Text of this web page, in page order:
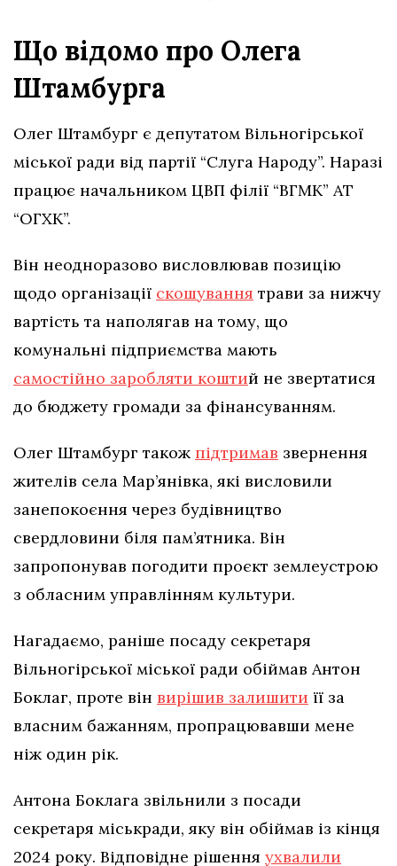
Що відомо про Олега
Штамбурга
Олег Штамбург є депутатом Вільногірської
міської ради від партії “Слуга Народу”. Наразі
працює начальником ЦВП філії “ВГМК” АТ
“ОГХК”.
Він неодноразово висловлював позицію
щодо організації скошування трави за нижчу
вартість та наполягав на тому, що
комунальні підприємства мають
самостійно заробляти коштий не звертатися
до бюджету громади за фінансуванням.
Олег Штамбург також підтримав звернення
жителів села Мар’янівка, які висловили
занепокоєння через будівництво
свердловини біля пам’ятника. Він
запропонував погодити проєкт землеустрою
з обласним управлінням культури.
Нагадаємо, раніше посаду секретаря
Вільногірської міської ради обіймав Антон
Боклаг, проте він вирішив залишити її за
власним бажанням, пропрацювавши мене
ніж один рік.
Антона Боклага звільнили з посади
секретаря міськради, яку він обіймав із кінця
2024 року. Відповідне рішення ухвалили